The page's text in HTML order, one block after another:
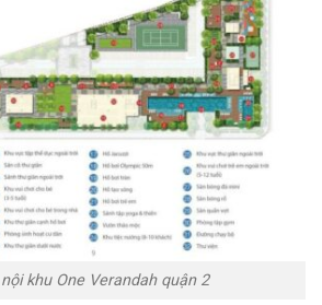
khu One Verandah quận 2